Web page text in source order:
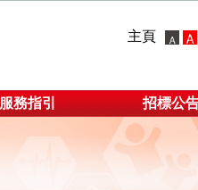
主頁
服務指引 招標公